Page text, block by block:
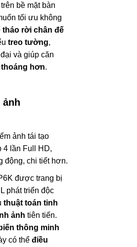
trên bề mặt bàn
tối ưu không
tháo rời chân đế
treo tường,
và giúp căn
hơn.
ảnh
ảnh tái tạo
4 lần Full HD,
động, chi tiết hơn.
được trang bị
phát triển độc
thuật toán tinh
ảnh tiên tiến.
thông minh
có thể điều